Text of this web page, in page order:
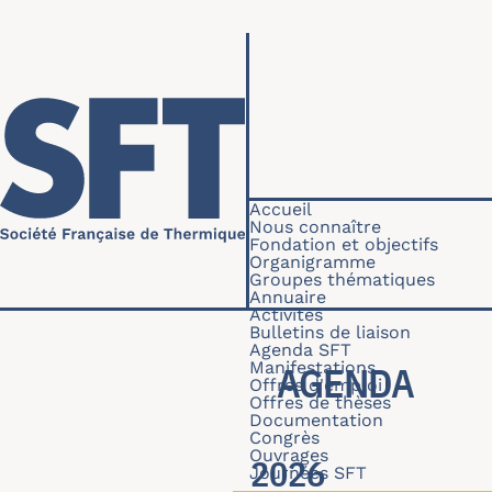
Navigation
Accueil
Nous connaître
Fondation et objectifs
Organigramme
Groupes thématiques
Annuaire
Activités
Bulletins de liaison
Agenda SFT
Manifestations
Offres d'emploi
Offres de thèses
Documentation
Congrès
Ouvrages
Journées SFT
AGENDA
2026